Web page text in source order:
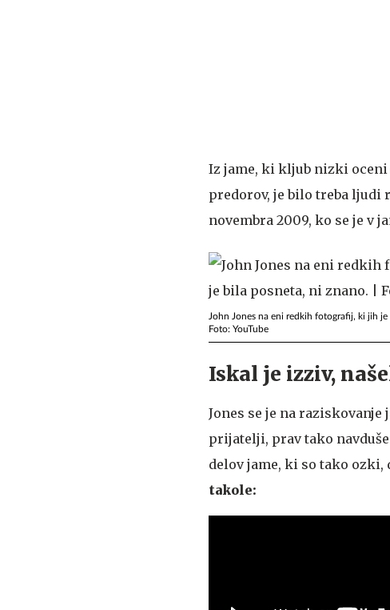
Iz jame, ki kljub nizki
predorov, je bilo treba ljudi
novembra 2009, ko se je v
John Jones na eni redkih fotografij, ki jih
Foto: YouTube
Iskal je izziv,
Jones se je na
prijatelji, prav tako
delov jame, ki so tako
takole: